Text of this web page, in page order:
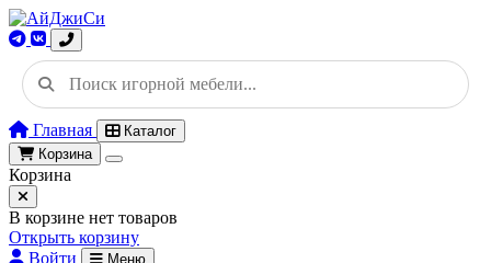
Главная
Каталог
Корзина
Корзина
В корзине нет товаров
Открыть корзину
Войти
Меню